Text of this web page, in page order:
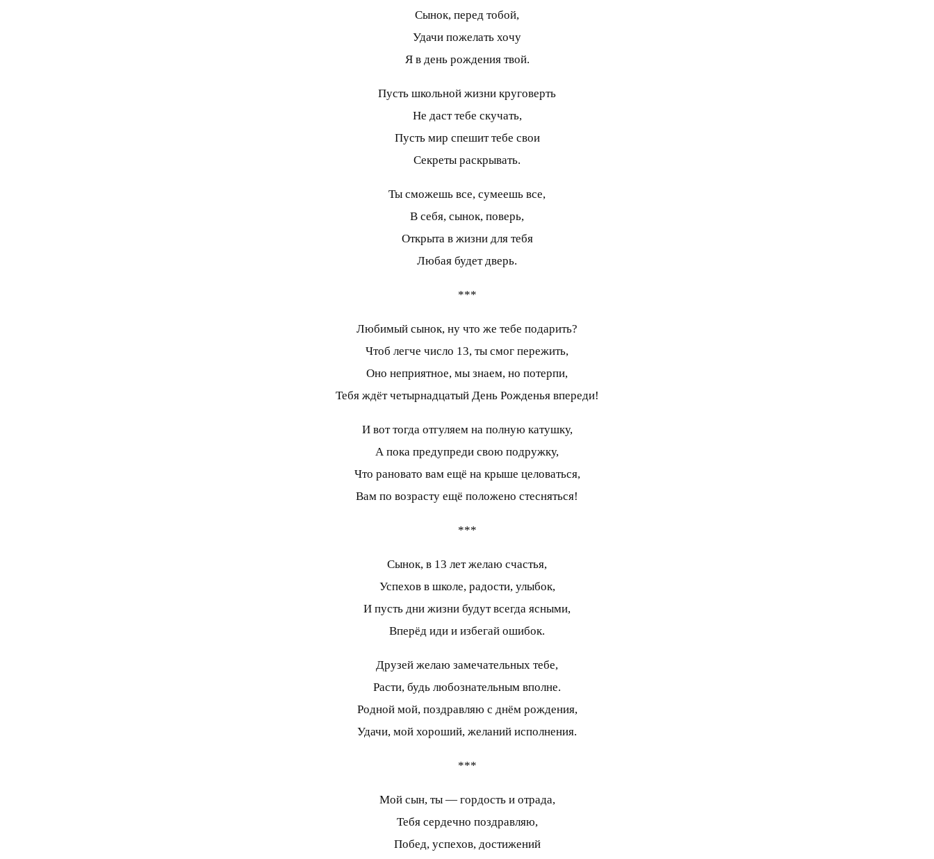
Сынок, перед тобой,
Удачи пожелать хочу
Я в день рождения твой.
Пусть школьной жизни круговерть
Не даст тебе скучать,
Пусть мир спешит тебе свои
Секреты раскрывать.
Ты сможешь все, сумеешь все,
В себя, сынок, поверь,
Открыта в жизни для тебя
Любая будет дверь.
***
Любимый сынок, ну что же тебе подарить?
Чтоб легче число 13, ты смог пережить,
Оно неприятное, мы знаем, но потерпи,
Тебя ждёт четырнадцатый День Рожденья впереди!
И вот тогда отгуляем на полную катушку,
А пока предупреди свою подружку,
Что рановато вам ещё на крыше целоваться,
Вам по возрасту ещё положено стесняться!
***
Сынок, в 13 лет желаю счастья,
Успехов в школе, радости, улыбок,
И пусть дни жизни будут всегда ясными,
Вперёд иди и избегай ошибок.
Друзей желаю замечательных тебе,
Расти, будь любознательным вполне.
Родной мой, поздравляю с днём рождения,
Удачи, мой хороший, желаний исполнения.
***
Мой сын, ты — гордость и отрада,
Тебя сердечно поздравляю,
Побед, успехов, достижений